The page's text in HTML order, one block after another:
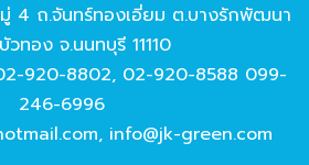
4 ถ.จันทร์ทองเอี่ยม ต.บางรักพัฒนา
วทอง จ.นนทบุรี 11110
920-8802, 02-920-8588 099-
246-6996
, info@jk-green.com